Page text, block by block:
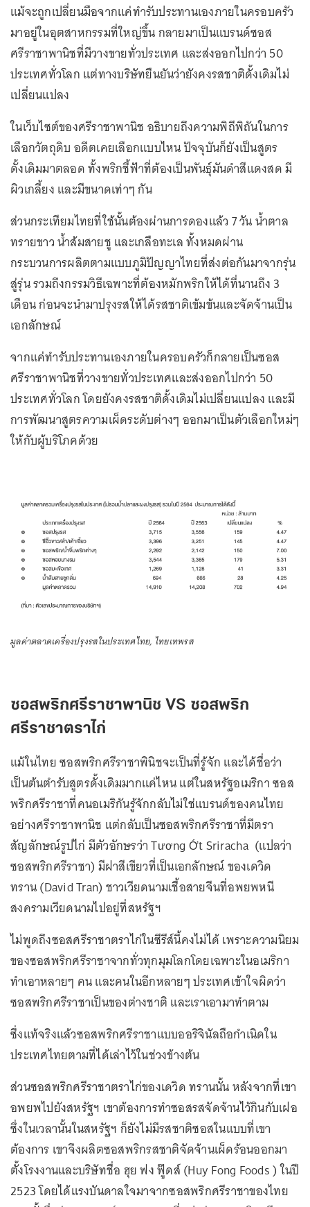
แม้จะถูกเปลี่ยนมือจากแค่ทำรับประทานเองภายในครอบครัว
มาอยู่ในอุตสาหกรรมที่ใหญ่ขึ้น กลายมาเป็นแบรนด์ซอส
ศรีราชาพานิชที่มีวางขายทั่วประเทศ และส่งออกไปกว่า 50
ประเทศทั่วโลก แต่ทางบริษัทยืนยันว่ายังคงรสชาติดั้งเดิมไม่
เปลี่ยนแปลง
ในเว็บไซต์ของศรีราชาพานิช อธิบายถึงความพิถีพิถันในการ
เลือกวัตถุดิบ อดีตเคยเลือกแบบไหน ปัจจุบันก็ยังเป็นสูตร
ดั้งเดิมมาตลอด ทั้งพริกชี้ฟ้าที่ต้องเป็นพันธุ์มันดำสีแดงสด มี
ผิวเกลี้ยง และมีขนาดเท่าๆ กัน
ส่วนกระเทียมไทยที่ใช้นั้นต้องผ่านการดองแล้ว 7 วัน น้ำตาล
ทรายขาว น้ำส้มสายชู และเกลือทะเล ทั้งหมดผ่าน
กระบวนการผลิตตามแบบภูมิปัญญาไทยที่ส่งต่อกันมาจากรุ่น
สู่รุ่น รวมถึงกรรมวิธีเฉพาะที่ต้องหมักพริกให้ได้ที่นานถึง 3
เดือน ก่อนจะนำมาปรุงรสให้ได้รสชาติเข้มข้นและจัดจ้านเป็น
เอกลักษณ์
จากแค่ทำรับประทานเองภายในครอบครัวก็กลายเป็นซอส
ศรีราชาพานิชที่วางขายทั่วประเทศและส่งออกไปกว่า 50
ประเทศทั่วโลก โดยยังคงรสชาติดั้งเดิมไม่เปลี่ยนแปลง และมี
การพัฒนาสูตรความเผ็ดระดับต่างๆ ออกมาเป็นตัวเลือกใหม่ๆ
ให้กับผู้บริโภคด้วย
มูลค่าตลาดเครื่องปรุงรสในประเทศไทย, ไทยเทพรส
ซอสพริกศรีราชาพานิช VS ซอสพริก
ศรีราชาตราไก่
แม้ในไทย ซอสพริกศรีราชาพินิชจะเป็นที่รู้จัก และได้ชื่อว่า
เป็นต้นตำรับสูตรดั้งเดิมมากแค่ไหน แต่ในสหรัฐอเมริกา ซอส
พริกศรีราชาที่คนอเมริกันรู้จักกลับไม่ใช่แบรนด์ของคนไทย
อย่างศรีราชาพานิช แต่กลับเป็นซอสพริกศรีราชาที่มีตรา
สัญลักษณ์รูปไก่ มีตัวอักษรว่า Tương Ớt Sriracha (แปลว่า
ซอสพริกศรีราชา) มีฝาสีเขียวที่เป็นเอกลักษณ์ ของเดวิด
ทราน (David Tran) ชาวเวียดนามเชื้อสายจีนที่อพยพหนี
สงครามเวียดนามไปอยู่ที่สหรัฐฯ
ไม่พูดถึงซอสศรีราชาตราไก่ในซีรีส์นี้คงไม่ได้ เพราะความนิยม
ของซอสพริกศรีราชาจากทั่วทุกมุมโลกโดยเฉพาะในอเมริกา
ทำเอาหลายๆ คน และคนในอีกหลายๆ ประเทศเข้าใจผิดว่า
ซอสพริกศรีราชาเป็นของต่างชาติ และเราเอามาทำตาม
ซึ่งแท้จริงแล้วซอสพริกศรีราชาแบบออริจินัลถือกำเนิดใน
ประเทศไทยตามที่ได้เล่าไว้ในช่วงข้างต้น
ส่วนซอสพริกศรีราชาตราไก่ของเดวิด ทรานนั้น หลังจากที่เขา
อพยพไปยังสหรัฐฯ เขาต้องการทำซอสรสจัดจ้านไว้กินกับเฝอ
ซึ่งในเวลานั้นในสหรัฐฯ ก็ยังไม่มีรสชาติซอสในแบบที่เขา
ต้องการ เขาจึงผลิตซอสพริกรสชาติจัดจ้านเผ็ดร้อนออกมา
ตั้งโรงงานและบริษัทชื่อ ฮุย ฟง ฟู๊ดส์ (Huy Fong Foods ) ในปี
2523 โดยได้แรงบันดาลใจมาจากซอสพริกศรีราชาของไทย